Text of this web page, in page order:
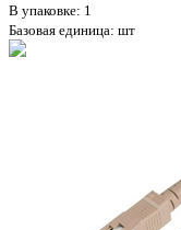
В упаковке: 1
Базовая единица: шт